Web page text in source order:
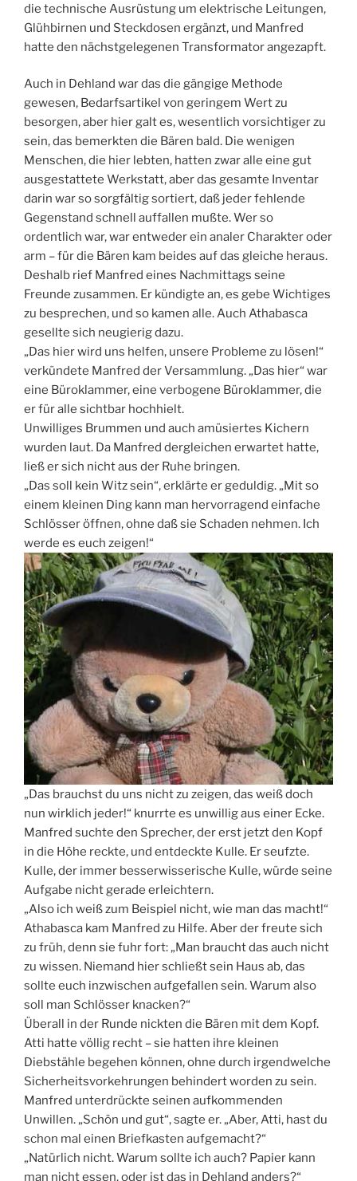
die technische Ausrüstung um elektrische Leitungen,
Glühbirnen und Steckdosen ergänzt, und Manfred
hatte den nächstgelegenen Transformator angezapft.
Auch in Dehland war das die gängige Methode
gewesen, Bedarfsartikel von geringem Wert zu
besorgen, aber hier galt es, wesentlich vorsichtiger zu
sein, das bemerkten die Bären bald. Die wenigen
Menschen, die hier lebten, hatten zwar alle eine gut
ausgestattete Werkstatt, aber das gesamte Inventar
darin war so sorgfältig sortiert, daß jeder fehlende
Gegenstand schnell auffallen mußte. Wer so
ordentlich war, war entweder ein analer Charakter oder
arm – für die Bären kam beides auf das gleiche heraus.
Deshalb rief Manfred eines Nachmittags seine
Freunde zusammen. Er kündigte an, es gebe Wichtiges
zu besprechen, und so kamen alle. Auch Athabasca
gesellte sich neugierig dazu.
„Das hier wird uns helfen, unsere Probleme zu lösen!“
verkündete Manfred der Versammlung. „Das hier“ war
eine Büroklammer, eine verbogene Büroklammer, die
er für alle sichtbar hochhielt.
Unwilliges Brummen und auch amüsiertes Kichern
wurden laut. Da Manfred dergleichen erwartet hatte,
ließ er sich nicht aus der Ruhe bringen.
„Das soll kein Witz sein“, erklärte er geduldig. „Mit so
einem kleinen Ding kann man hervorragend einfache
Schlösser öffnen, ohne daß sie Schaden nehmen. Ich
werde es euch zeigen!“
„Das brauchst du uns nicht zu zeigen, das weiß doch
nun wirklich jeder!“ knurrte es unwillig aus einer Ecke.
Manfred suchte den Sprecher, der erst jetzt den Kopf
in die Höhe reckte, und entdeckte Kulle. Er seufzte.
Kulle, der immer besserwisserische Kulle, würde seine
Aufgabe nicht gerade erleichtern.
„Also ich weiß zum Beispiel nicht, wie man das macht!“
Athabasca kam Manfred zu Hilfe. Aber der freute sich
zu früh, denn sie fuhr fort: „Man braucht das auch nicht
zu wissen. Niemand hier schließt sein Haus ab, das
sollte euch inzwischen aufgefallen sein. Warum also
soll man Schlösser knacken?“
Überall in der Runde nickten die Bären mit dem Kopf.
Atti hatte völlig recht – sie hatten ihre kleinen
Diebstähle begehen können, ohne durch irgendwelche
Sicherheitsvorkehrungen behindert worden zu sein.
Manfred unterdrückte seinen aufkommenden
Unwillen. „Schön und gut“, sagte er. „Aber, Atti, hast du
schon mal einen Briefkasten aufgemacht?“
„Natürlich nicht. Warum sollte ich auch? Papier kann
man nicht essen, oder ist das in Dehland anders?“